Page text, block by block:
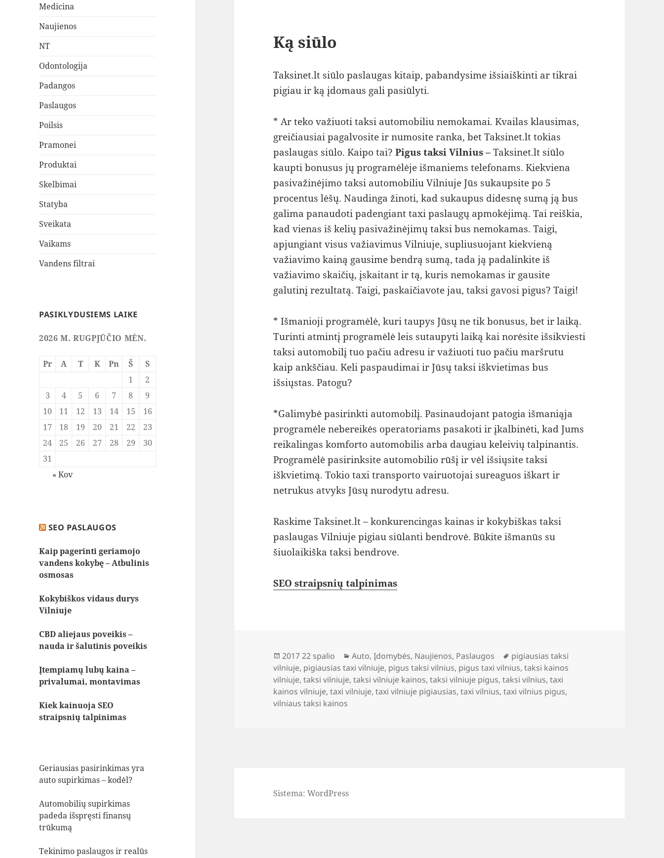
Medicina
Naujienos
NT
Odontologija
Padangos
Paslaugos
Poilsis
Pramonei
Produktai
Skelbimai
Statyba
Sveikata
Vaikams
Vandens filtrai
PASIKLYDUSIEMS LAIKE
2026 M. RUGPJŪČIO MĖN.
Pr A T K Pn Š
S
1
2
3
4 5 6 7 8
9
10
11 12 13 14 15
16
17
18 19 20 21 22
23
24
25 26 27 28 29
30
31
« Kov
SEO PASLAUGOS
Kaip pagerinti geriamojo
vandens kokybę – Atbulinis
osmosas
Kokybiškos vidaus durys
Vilniuje
CBD aliejaus poveikis –
nauda ir šalutinis poveikis
Įtempiamų lubų kaina –
privalumai, montavimas
Kiek kainuoja SEO
straipsnių talpinimas
Geriausias pasirinkimas yra
auto supirkimas – kodėl?
Automobilių supirkimas
padeda išspręsti finansų
trūkumą
Tekinimo paslaugos ir realūs
Ką siūlo
Taksinet.lt siūlo paslaugas kitaip, pabandysime išsiaiškinti ar tikrai
pigiau ir ką įdomaus gali pasiūlyti.
* Ar teko važiuoti taksi automobiliu nemokamai. Kvailas klausimas,
greičiausiai pagalvosite ir numosite ranka, bet Taksinet.lt tokias
paslaugas siūlo. Kaipo tai?Pigus taksi Vilnius –Taksinet.lt siūlo
kaupti bonusus jų programėlėje išmaniems telefonams. Kiekviena
pasivažinėjimo taksi automobiliu Vilniuje Jūs sukaupsite po 5
procentus lėšų. Naudinga žinoti, kad sukaupus didesnę sumą ją bus
galima panaudoti padengiant taxi paslaugų apmokėjimą. Tai reiškia,
kad vienas iš kelių pasivažinėjimų taksi bus nemokamas. Taigi,
apjungiant visus važiavimus Vilniuje, supliusuojant kiekvieną
važiavimo kainą gausime bendrą sumą, tada ją padalinkite iš
važiavimo skaičių, įskaitant ir tą, kuris nemokamas ir gausite
galutinį rezultatą. Taigi, paskaičiavote jau, taksi gavosi pigus? Taigi!
* Išmanioji programėlė, kuri taupys Jūsų ne tik bonusus, bet ir laiką.
Turinti atmintį programėlė leis sutaupyti laiką kai norėsite išsikviesti
taksi automobilį tuo pačiu adresu ir važiuoti tuo pačiu maršrutu
kaip ankščiau. Keli paspaudimai ir Jūsų taksi iškvietimas bus
išsiųstas. Patogu?
*Galimybė pasirinkti automobilį. Pasinaudojant patogia išmaniąja
programėle nebereikės operatoriams pasakoti ir įkalbinėti, kad Jums
reikalingas komforto automobilis arba daugiau keleivių talpinantis.
Programėlė pasirinksite automobilio rūšį ir vėl išsiųsite taksi
iškvietimą. Tokio taxi transporto vairuotojai sureaguos iškart ir
netrukus atvyks Jūsų nurodytu adresu.
Raskime Taksinet.lt – konkurencingas kainas ir kokybiškas taksi
paslaugas Vilniuje pigiau siūlanti bendrovė. Būkite išmanūs su
šiuolaikiška taksi bendrove.
SEO straipsnių talpinimas
Paskelbta
2017 22 spalio Kategorijos
Auto,Įdomybės, Naujienos, Paslaugos Žymos
pigiausias taksi
vilniuje, pigiausias taxi vilniuje, pigus taksi vilnius, pigus taxi vilnius,taksi kainos
vilniuje,taksi vilniuje,taksi vilniuje kainos,taksi vilniuje pigus,taksi vilnius,taxi
kainos vilniuje,taxi vilniuje,taxi vilniuje pigiausias,taxi vilnius,taxi vilnius pigus,
vilniaus taksi kainos
Sistema: WordPress